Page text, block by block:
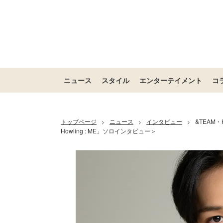
ニュース スタイル エンターテイメント コ
トップページ > ニュース > インタビュー >
&TEAM
Howling : ME」ソロインタビュー＞